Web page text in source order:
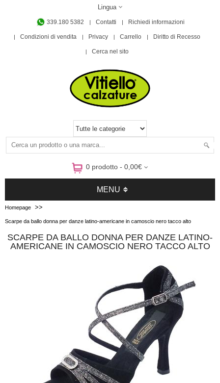
Lingua
339.180 5382 Contatti Richiedi informazioni
Condizioni di vendita Privacy Carrello Diritto di Recesso
Cerca nel sito
0 prodotto - 0,00€
MENU
Homepage >>
Scarpe da ballo donna per danze latino-americane in camoscio nero tacco alto
SCARPE DA BALLO DONNA PER DANZE LATINO-
AMERICANE IN CAMOSCIO NERO TACCO ALTO